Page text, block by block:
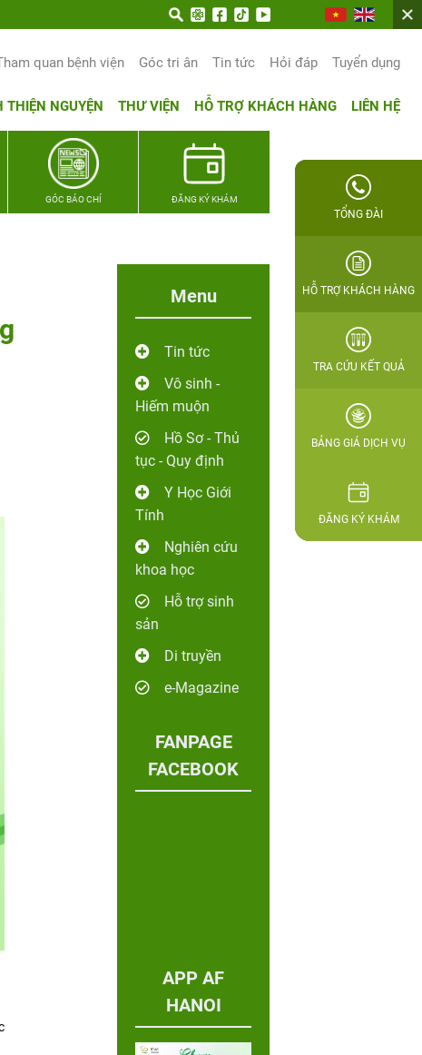
quan bệnh viện Góc tri ân Tin tức Hỏi đáp Tuyển dụng
THIỆN NGUYỆN THƯ VIỆN HỖ TRỢ KHÁCH HÀNG LIÊN HỆ
GÓC BÁO CHÍ ĐĂNG KÝ KHÁM
Menu
Tin tức
Vô sinh -
Hiếm muộn
Hồ Sơ - Thủ
tục - Quy định
Y Học Giới
Tính
Nghiên cứu
khoa học
Hỗ trợ sinh
sản
Di truyền
e-Magazine
FANPAGE
FACEBOOK
APP AF
HANOI
TỔNG ĐÀI
HỖ TRỢ KHÁCH HÀNG
TRA CỨU KẾT QUẢ
BẢNG GIÁ DỊCH VỤ
ĐĂNG KÝ KHÁM